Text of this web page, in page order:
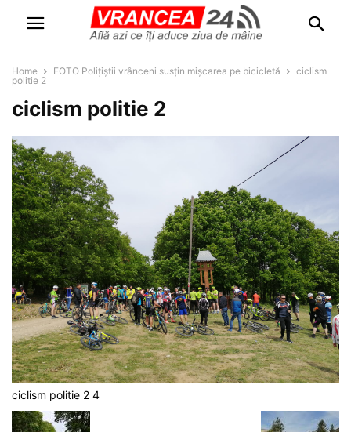
Home FOTO Polițiștii vrânceni susțin mișcarea pe bicicletă
ciclism
politie 2
ciclism politie 2
ciclism politie 2 4